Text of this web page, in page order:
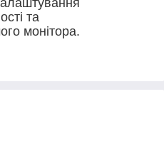
та
монітора.